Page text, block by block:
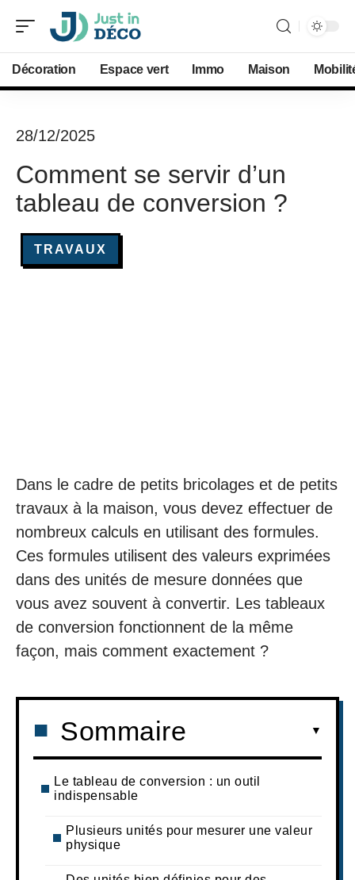
Décoration Espace vert Immo Maison
28/12/2025
Comment se servir d’un
tableau de conversion ?
TRAVAUX
Dans le cadre de petits bricolages et de petits
travaux à la maison, vous devez effectuer de
nombreux calculs en utilisant des formules.
Ces formules utilisent des valeurs exprimées
dans des unités de mesure données que
vous avez souvent à convertir. Les tableaux
de conversion fonctionnent de la même
façon, mais comment exactement ?
Sommaire
Le tableau de conversion : un outil
indispensable
Plusieurs unités pour mesurer une valeur
physique